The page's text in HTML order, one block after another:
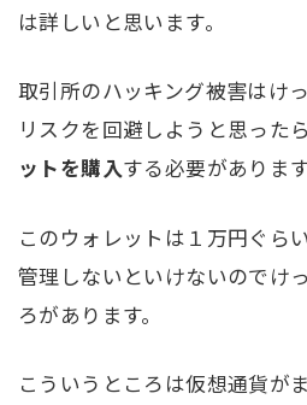
は詳しいと思います。
取引所のハッキング被害はけ
リスクを回避しようと思ったら
ットを購入する必要があります
このウォレットは１万円ぐら
管理しないといけないのでけ
ろがあります。
こういうところは仮想通貨が